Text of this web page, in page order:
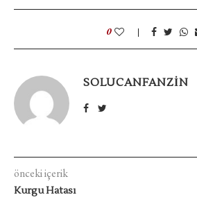
0
SOLUCANFANZIN
önceki içerik
Kurgu Hatası